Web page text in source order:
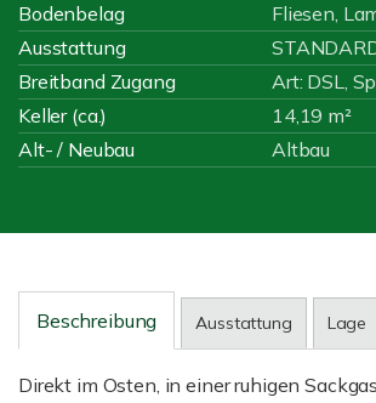
Bodenbelag
Fliesen,
Ausstattung
Breitband Zugang
Art: DSL,
Keller (ca.)
14,19 m²
Alt- / Neubau
Altbau
Beschreibung Ausstattung Lage
Direkt im Osten, in einer ruhigen